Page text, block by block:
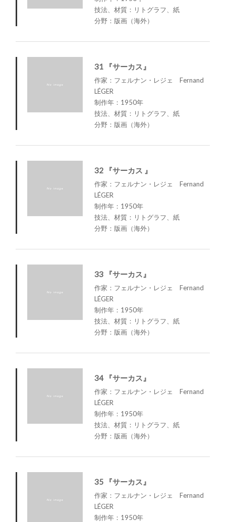
技法、材質：リトグラフ、紙
分野：版画（海外）
31 『サーカス』
作家：フェルナン・レジェ Fernand
LÉGER
制作年：1950年
技法、材質：リトグラフ、紙
分野：版画（海外）
32 『サーカス 』
作家：フェルナン・レジェ Fernand
LÉGER
制作年：1950年
技法、材質：リトグラフ、紙
分野：版画（海外）
33 『サーカス』
作家：フェルナン・レジェ Fernand
LÉGER
制作年：1950年
技法、材質：リトグラフ、紙
分野：版画（海外）
34 『サーカス』
作家：フェルナン・レジェ Fernand
LÉGER
制作年：1950年
技法、材質：リトグラフ、紙
分野：版画（海外）
35 『サーカス』
作家：フェルナン・レジェ Fernand
LÉGER
制作年：1950年